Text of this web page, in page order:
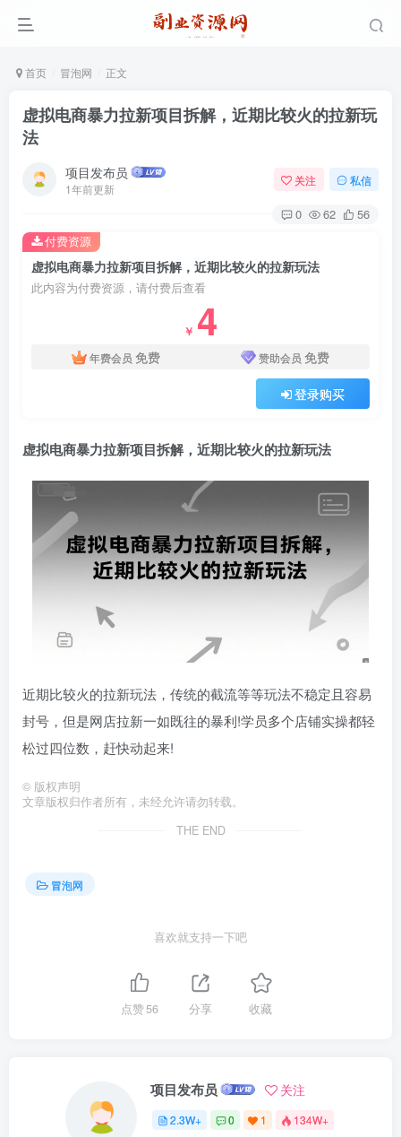
首页 冒泡网 正文
虚拟电商暴力拉新项目拆解，近期比较火的拉新玩
法
项目发布员
1年前更新
关注 私信
0 62 56
虚拟电商暴力拉新项目拆解，近期比较火的拉新玩法
此内容为付费资源，请付费后查看
￥ 4
年费会员 免费 赞助会员 免费
登录购买
付费资源
虚拟电商暴力拉新项目拆解，近期比较火的拉新玩法
近期比较火的拉新玩法，传统的截流等等玩法不稳定且容易
封号，但是网店拉新一如既往的暴利!学员多个店铺实操都轻
松过四位数，赶快动起来!
© 版权声明
文章版权归作者所有，未经允许请勿转载。
THE END
冒泡网
喜欢就支持一下吧
点赞56 分享 收藏
项目发布员 关注
2.3W+ 0 1 134W+